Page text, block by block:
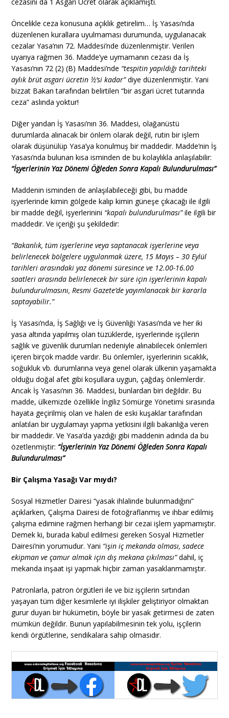
Öncelikle ceza konusuna açıklık getirelim… İş Yasası’nda
düzenlenen kurallara uyulmaması durumunda, uygulanacak
cezalar Yasa’nın 72. Maddesi’nde düzenlenmiştir. Verilen
uyarıya rağmen 36. Madde’ye uymamanın cezası da İş
Yasası’nın 72 (2) (B) Maddesi’nde “tespitin yapıldığı tarihteki
aylık brüt asgari ücretin ½’si kadar”diye düzenlenmiştir. Yani
bizzat Bakan tarafından belirtilen “bir asgari ücret tutarında
ceza” aslında yoktur!
Diğer yandan İş Yasası’nın 36. Maddesi, olağanüstü
durumlarda alınacak bir önlem olarak değil, rutin bir işlem
olarak düşünülüp Yasa’ya konulmuş bir maddedir. Madde’nin İş
Yasası’nda bulunan kısa isminden de bu kolaylıkla anlaşılabilir:
“İşyerlerinin Yaz Dönemi Öğleden Sonra Kapalı Bulundurulması”
Maddenin isminden de anlaşılabileceği gibi, bu madde
işyerlerinde kimin gölgede kalıp kimin güneşe çıkacağı ile ilgili
bir madde değil, işyerlerinini “kapalı bulundurulması”ile ilgili bir
maddedir. Ve içeriği şu şekildedir:
“Bakanlık, tüm işyerlerine veya saptanacak işyerlerine veya
belirlenecek bölgelere uygulanmak üzere, 15 Mayıs – 30 Eylül
tarihleri arasındaki yaz dönemi süresince ve 12.00-16.00
saatleri arasında belirlenecek bir süre için işyerlerinin kapalı
bulundurulmasını, Resmi Gazete’de yayımlanacak bir kararla
saptayabilir.”
İş Yasası’nda, İş Sağlığı ve İş Güvenliği Yasası’nda ve her iki
yasa altında yapılmış olan tüzüklerde, işyerlerinde işçilerin
sağlık ve güvenlik durumları nedeniyle alınabilecek önlemleri
içeren birçok madde vardır. Bu önlemler, işyerlerinin sıcaklık,
soğukluk vb. durumlarına veya genel olarak ülkenin yaşamakta
olduğu doğal afet gibi koşullara uygun, çağdaş önlemlerdir.
Ancak İş Yasası’nın 36. Maddesi, bunlardan biri değildir. Bu
madde, ülkemizde özellikle İngiliz Sömürge Yönetimi sırasında
hayata geçirilmiş olan ve halen de eski kuşaklar tarafından
anlatılan bir uygulamayı yapma yetkisini ilgili bakanlığa veren
bir maddedir. Ve Yasa’da yazdığı gibi maddenin adında da bu
özetlenmiştir: “İşyerlerinin Yaz Dönemi Öğleden Sonra Kapalı
Bulundurulması”
Bir Çalışma Yasağı Var mıydı?
Sosyal Hizmetler Dairesi “yasak ihlalinde bulunmadığını”
açıklarken, Çalışma Dairesi de fotoğraflanmış ve ihbar edilmiş
çalışma edimine rağmen herhangi bir cezai işlem yapmamıştır.
Demek ki, burada kabul edilmesi gereken Sosyal Hizmetler
Dairesi’nin yorumudur. Yani “işin iç mekanda olması, sadece
ekipman ve çamur almak için dış mekana çıkılması”dahil, iç
mekanda inşaat işi yapmak hiçbir zaman yasaklanmamıştır.
Patronlarla, patron örgütleri ile ve biz işçilerin sırtından
yaşayan tüm diğer kesimlerle iyi ilişkiler geliştiriyor olmaktan
gurur duyan bir hükümetin, böyle bir yasak getirmesi de zaten
mümkün değildir. Bunun yapılabilmesinin tek yolu, işçilerin
kendi örgütlerine, sendikalara sahip olmasıdır.